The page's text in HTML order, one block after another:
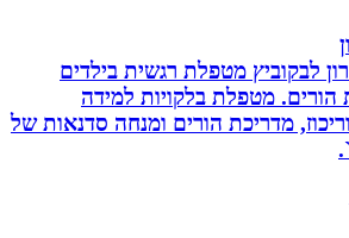
לבקוביץ מטפלת רגשית בילדים
מטפלת בלקויות למידה
מדריכת הורים ומנחה סדנאות של